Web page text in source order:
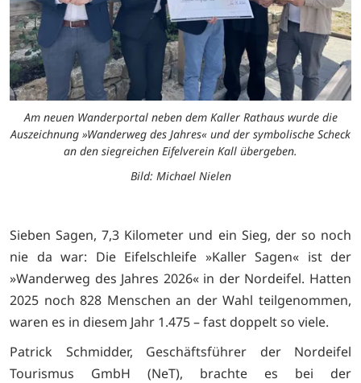
Am neuen Wanderportal neben dem Kaller Rathaus wurde die
Auszeichnung »Wanderweg des Jahres« und der symbolische Scheck
an den siegreichen Eifelverein Kall übergeben.
Bild: Michael Nielen
Sieben Sagen, 7,3 Kilometer und ein Sieg, der so noch
nie da war: Die Eifelschleife »Kaller Sagen« ist der
»Wanderweg des Jahres 2026« in der Nordeifel. Hatten
2025 noch 828 Menschen an der Wahl teilgenommen,
waren es in diesem Jahr 1.475 – fast doppelt so viele.
Patrick Schmidder, Geschäftsführer der Nordeifel
Tourismus GmbH (NeT), brachte es bei der